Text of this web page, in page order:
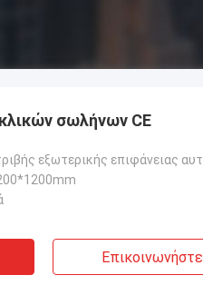
σωλήνων CE
Επικοινωνήστε